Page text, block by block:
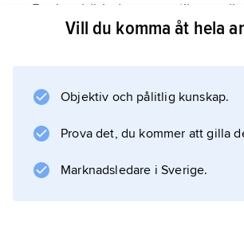
Becher började som antiborgerlig,
expressionistisk diktare och efter
och levde i Moskva 1935–45.
uppbyggandet av kulturlivet i
var landets kulturminister från
Vill du komma åt hela
Objektiv och pålitlig kunskap.
Prova det, du kommer att gilla
Marknadsledare i Sverige.